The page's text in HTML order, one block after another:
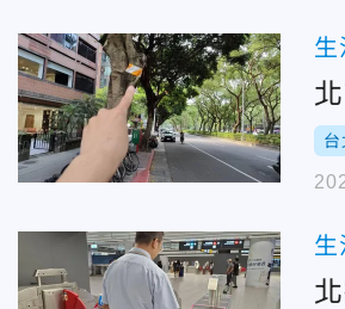
生
台
生